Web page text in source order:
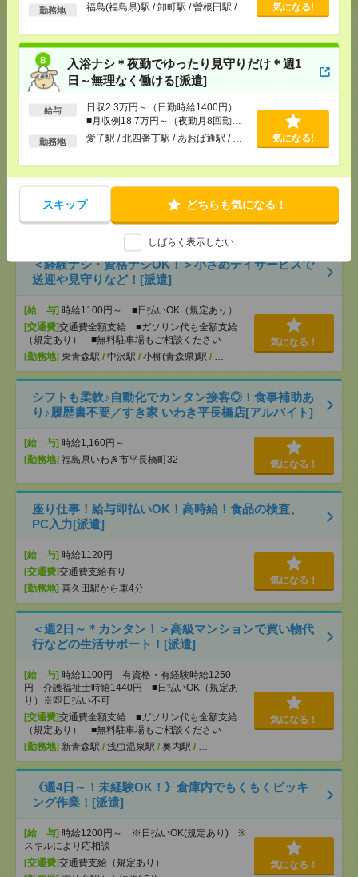
勤務地 福島(福島県)駅 / 卸町駅 / 曽根田駅 / … 気になる!
入浴ナシ＊夜勤でゆったり見守りだけ＊週1
日～無理なく働ける[派遣]
給与
日収2.3万円～（日勤時給1400円）
■月収例18.7万円～（夜勤月8回勤務
の場合）
勤務地 愛子駅 / 北四番丁駅 / あおば通駅 / … 気になる!
スキップ どちらも気になる！
しばらく表示しない
[給 与]時給1750円～ ■週払いOK ■日収1万
[交通費]交通費全額支給
[勤務地]
福島(福島県)駅 /卸町駅/曽根田駅/…
気になる！
入浴ナシ＊夜勤でゆったり見守りだけ＊週1日～無理
なく働ける[派遣]
[給 与]日収2.3万円～（日勤時給1400円） ■月
[交通費]交通費全額支給 ■ガソリン代も全額支給
（規定あり） ■無料駐車場もご相談ください
[月収例]15～20万円
[勤務地]愛子駅/北四番丁駅/あおば通駅/…
＜経験ナシ・資格ナシOK！＞小さめデイサービスで
送迎や見守りなど！[派遣]
[給 与] 時給1100円～ ■日払いOK（規定あり）
[交通費]交通費全額支給 ■ガソリン代も全額支給
（規定あり） ■無料駐車場もご相談ください
[勤務地] 東青森駅 / 中沢駅 / 小柳(青森県)駅 /
気になる！
シフトも柔軟♪自動化でカンタン接客◎！食事補助あ
り♪履歴書不要／すき家 いわき平長橋店[アルバイト]
[給 与] 時給1,160円～
[勤務地] 福島県いわき市平長橋町32 気になる！
座り仕事！給与即払いOK！高時給！食品の検査、
PC入力[派遣]
[給 与] 時給1120円
[交通費]交通費支給有り
[勤務地] 喜久田駅から車4分
気になる！
＜週2日～＊カンタン！＞高級マンションで買い物代
行などの生活サポート！[派遣]
[給 与] 時給1100円 有資格・有経験時給1250
円 介護福祉士時給1440円 ■日払いOK（規定あ
り）※即日払い不可
[交通費]交通費全額支給 ■ガソリン代も全額支給
（規定あり） ■無料駐車場もご相談ください
[勤務地] 新青森駅 / 浅虫温泉駅 / 奥内駅 /
気になる！
《週4日～！未経験OK！》倉庫内でもくもくピッキ
ング作業！[派遣]
[給 与] 時給1200円～ ※日払いOK(規定あり) ※
スキルにより応相談
[交通費]交通費支給（規定あり）
気になる！